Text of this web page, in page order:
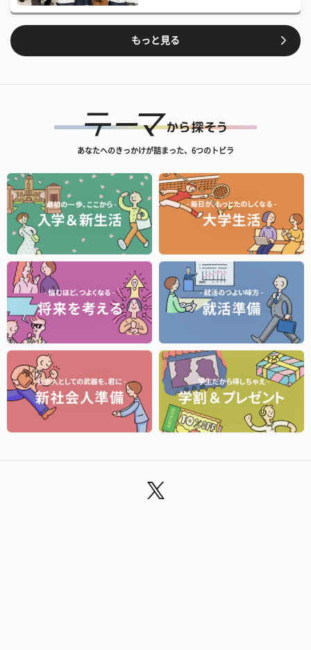
もっと見る
あなたへのきっかけが詰まった、6つのトビラ